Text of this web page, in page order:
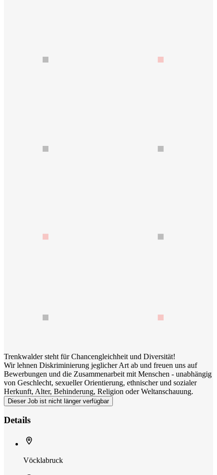
Trenkwalder steht für Chancengleichheit und Diversität!
Wir lehnen Diskriminierung jeglicher Art ab und freuen uns auf
Bewerbungen und die Zusammenarbeit mit Menschen - unabhängig
von Geschlecht, sexueller Orientierung, ethnischer und sozialer
Herkunft, Alter, Behinderung, Religion oder Weltanschauung.
Dieser Job ist nicht länger verfügbar
Details
Vöcklabruck